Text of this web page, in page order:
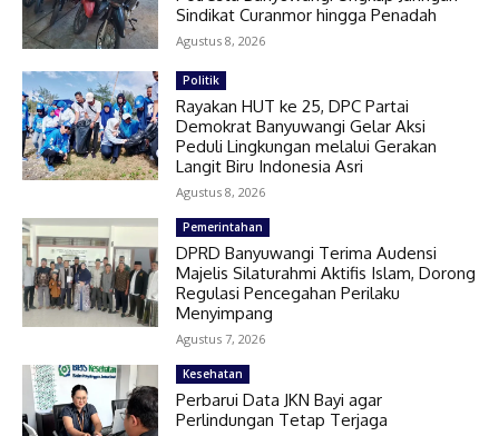
Sindikat Curanmor hingga Penadah
Agustus 8, 2026
Politik
Rayakan HUT ke 25, DPC Partai
Demokrat Banyuwangi Gelar Aksi
Peduli Lingkungan melalui Gerakan
Langit Biru Indonesia Asri
Agustus 8, 2026
Pemerintahan
DPRD Banyuwangi Terima Audensi
Majelis Silaturahmi Aktifis Islam, Dorong
Regulasi Pencegahan Perilaku
Menyimpang
Agustus 7, 2026
Kesehatan
Perbarui Data JKN Bayi agar
Perlindungan Tetap Terjaga